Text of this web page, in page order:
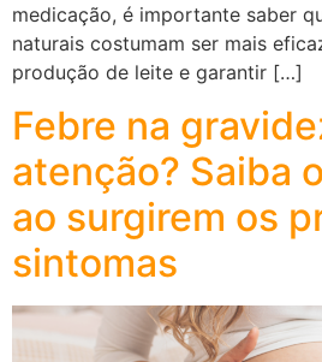
medicação, é importante saber
naturais costumam ser mais
produção de leite e garantir […]
Febre na
atenção? Saiba
ao surgirem os
sintomas